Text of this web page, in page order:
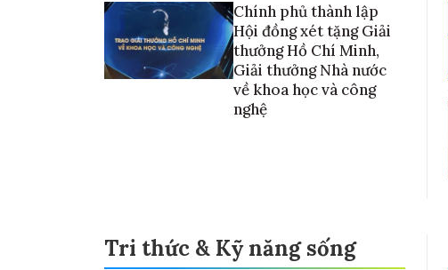
Chính phủ thành lập
Hội đồng xét tặng Giải
thưởng Hồ Chí Minh,
Giải thưởng Nhà nước
về khoa học và công
nghệ
Tri thức & Kỹ năng sống